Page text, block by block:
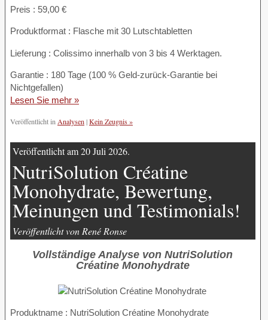
Preis : 59,00 €
Produktformat : Flasche mit 30 Lutschtabletten
Lieferung : Colissimo innerhalb von 3 bis 4 Werktagen.
Garantie : 180 Tage (100 % Geld-zurück-Garantie bei
Nichtgefallen)
Lesen Sie mehr »
Veröffentlicht in Analysen|Kein Zeugnis »
Veröffentlicht am 20 Juli 2026.
NutriSolution Créatine
Monohydrate, Bewertung,
Meinungen und Testimonials!
Veröffentlicht von René Ronse
Vollständige Analyse von NutriSolution
Créatine Monohydrate
Produktname : NutriSolution Créatine Monohydrate